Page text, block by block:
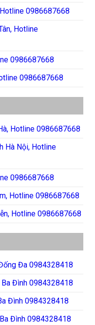
0986687668
Hotline
0986687668
0986687668
Hotline 0986687668
Hà Nội, Hotline
0986687668
Hotline 0986687668
Hotline 0986687668
Đa 0984328418
Đình 0984328418
Đình 0984328418
Đình 0984328418